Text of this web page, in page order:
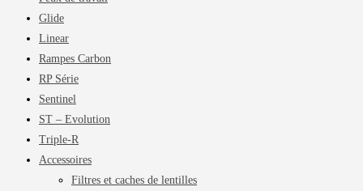
Glide
Linear
Rampes Carbon
RP Série
Sentinel
ST – Evolution
Triple-R
Accessoires
Filtres et caches de lentilles